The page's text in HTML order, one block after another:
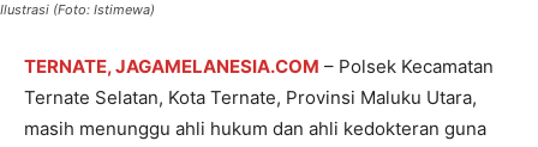
Ilustrasi (Foto: Istimewa)
TERNATE, JAGAMELANESIA.COM – Polsek Kecamatan
Ternate Selatan, Kota Ternate, Provinsi Maluku Utara,
masih menunggu ahli hukum dan ahli kedokteran guna